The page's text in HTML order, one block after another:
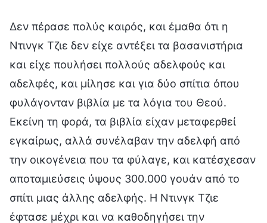
Δεν πέρασε πολύς καιρός, και έμαθα ότι η
Ντινγκ Τζιε δεν είχε αντέξει τα βασανιστήρια
και είχε πουλήσει πολλούς αδελφούς και
αδελφές, και μίλησε και για δύο σπίτια όπου
φυλάγονταν βιβλία με τα λόγια του Θεού.
Εκείνη τη φορά, τα βιβλία είχαν μεταφερθεί
εγκαίρως, αλλά συνέλαβαν την αδελφή από
την οικογένεια που τα φύλαγε, και κατέσχεσαν
αποταμιεύσεις ύψους 300.000 γουάν από το
σπίτι μιας άλλης αδελφής. Η Ντινγκ Τζιε
έφτασε μέχρι και να καθοδηγήσει την